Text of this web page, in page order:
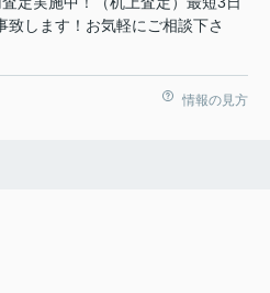
致します！お気軽にご相談下さ
情報の見方